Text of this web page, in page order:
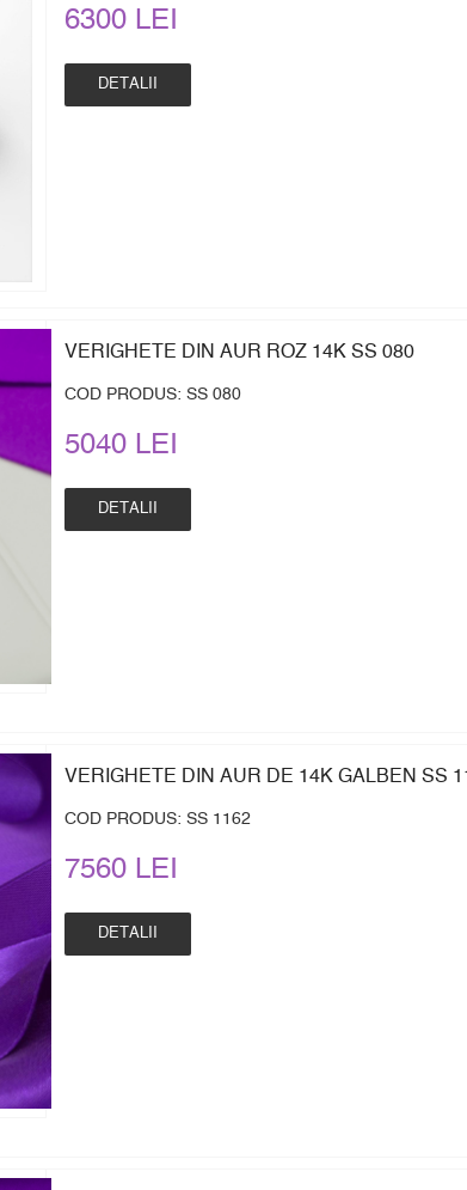
6300 LEI
DETALII
VERIGHETE DIN AUR ROZ 14K SS 080
COD PRODUS: SS 080
5040 LEI
DETALII
VERIGHETE DIN AUR DE 14K GALBEN SS
COD PRODUS: SS 1162
7560 LEI
DETALII